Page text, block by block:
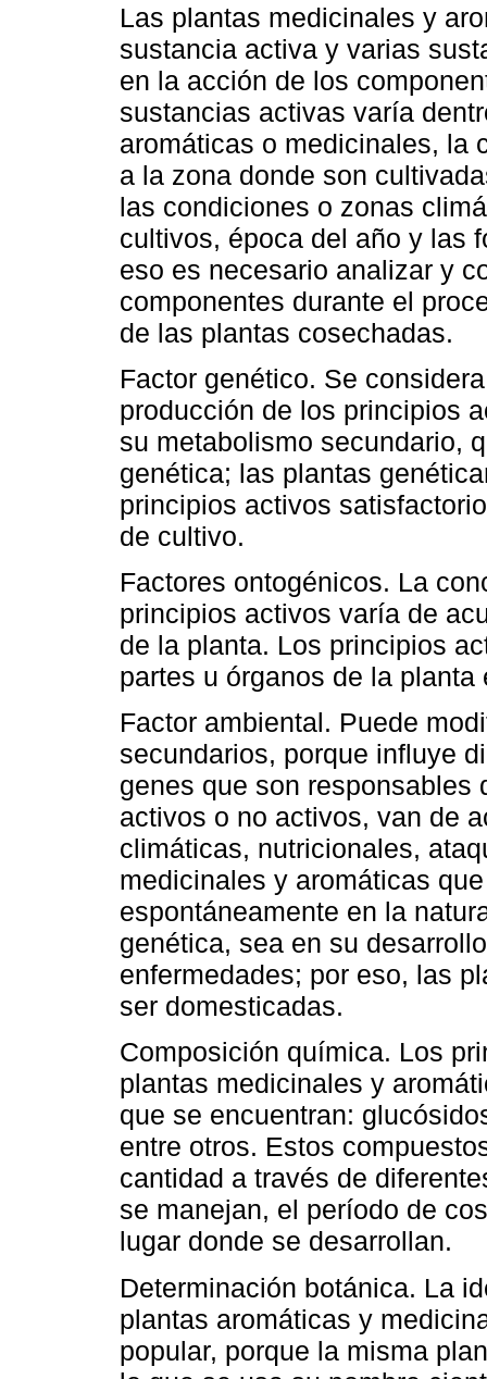
Las plantas medicinales y
sustancia activa y varias
en la acción de los
sustancias activas varía
aromáticas o medicinales, la
a la zona donde son
las condiciones o zonas
cultivos, época del año y las
eso es necesario analizar y
componentes durante el
de las plantas cosechadas.
Factor genético. Se
producción de los principios
su metabolismo secundario,
genética; las plantas
principios activos
de cultivo.
Factores ontogénicos. La
principios activos varía de
de la planta. Los principios
partes u órganos de la planta
Factor ambiental. Puede
secundarios, porque influye
genes que son responsables
activos o no activos, van de
climáticas, nutricionales,
medicinales y aromáticas
espontáneamente en la
genética, sea en su
enfermedades; por eso, las
ser domesticadas.
Composición química. Los
plantas medicinales y
que se encuentran:
entre otros. Estos
cantidad a través de
se manejan, el período de
lugar donde se desarrollan.
Determinación botánica. La
plantas aromáticas y
popular, porque la misma